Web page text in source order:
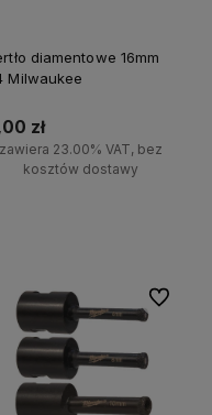
diamentowe 16mm
Milwaukee
zł
zawiera 23.00% VAT, bez
kosztów dostawy
Do